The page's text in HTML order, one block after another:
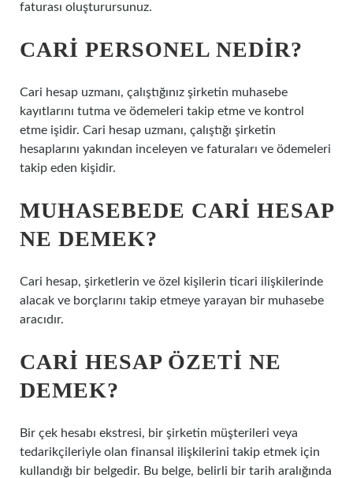
faturası oluşturursunuz.
CARI PERSONEL NEDIR?
Cari hesap uzmanı, çalıştığınız şirketin muhasebe
kayıtlarını tutma ve ödemeleri takip etme ve kontrol
etme işidir. Cari hesap uzmanı, çalıştığı şirketin
hesaplarını yakından inceleyen ve faturaları ve ödemeleri
takip eden kişidir.
MUHASEBEDE CARI HESAP
NE DEMEK?
Cari hesap, şirketlerin ve özel kişilerin ticari ilişkilerinde
alacak ve borçlarını takip etmeye yarayan bir muhasebe
aracıdır.
CARI HESAP ÖZETI NE
DEMEK?
Bir çek hesabı ekstresi, bir şirketin müşterileri veya
tedarikçileriyle olan finansal ilişkilerini takip etmek için
kullandığı bir belgedir. Bu belge, belirli bir tarih aralığında